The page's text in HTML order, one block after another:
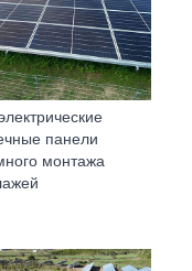
панели
монтажа